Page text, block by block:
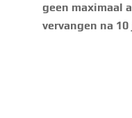
geen maximaal
vervangen na 10